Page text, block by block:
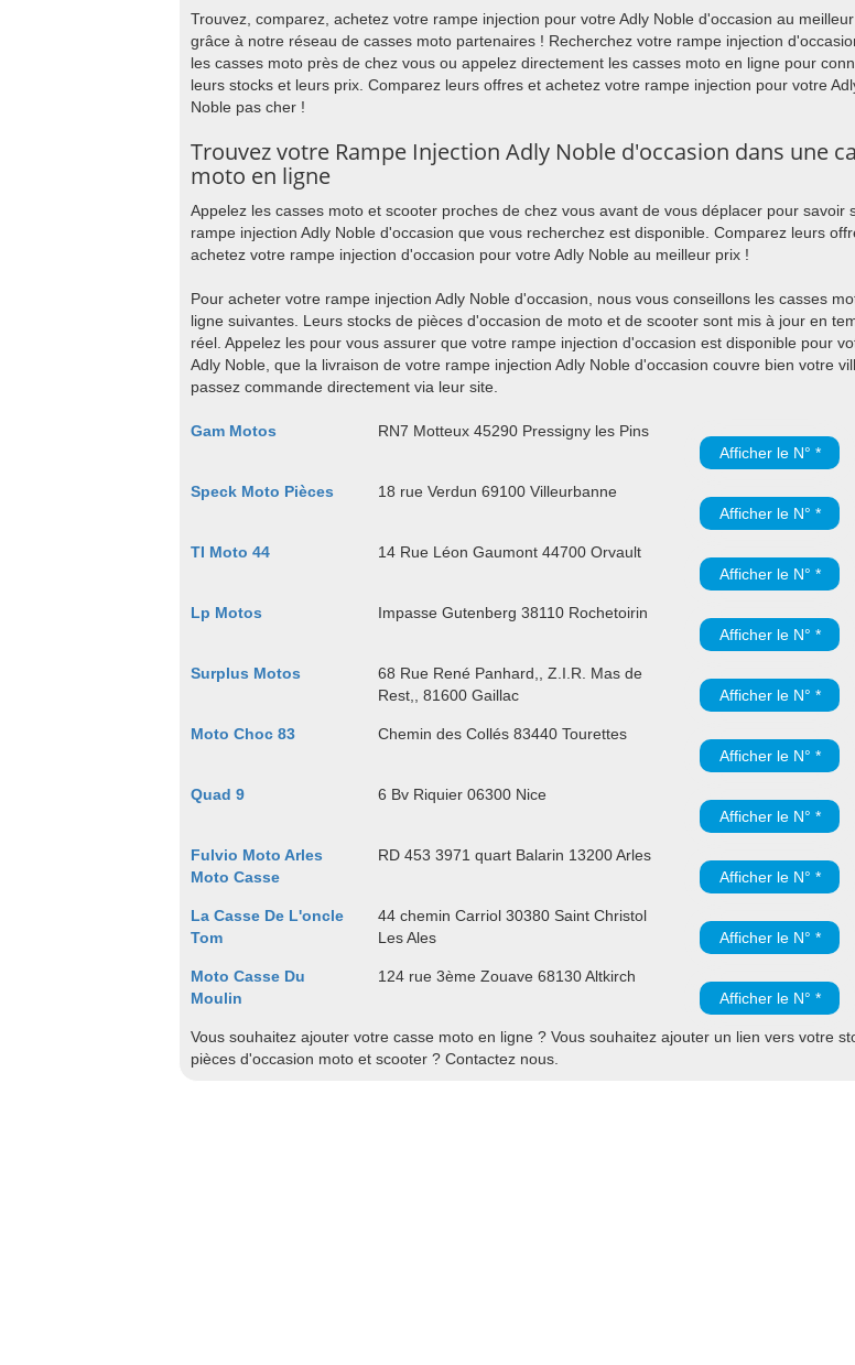
Trouvez, comparez, achetez votre rampe injection pour votre Adly Noble d'occasion au
grâce à notre réseau de casses moto partenaires ! Recherchez votre rampe injection
les casses moto près de chez vous ou appelez directement les casses moto en ligne pour
leurs stocks et leurs prix. Comparez leurs offres et achetez votre rampe injection pour votre
Noble pas cher !
Trouvez votre Rampe Injection Adly Noble d'occasion dans une
moto en ligne
Appelez les casses moto et scooter proches de chez vous avant de vous déplacer pour savoir
rampe injection Adly Noble d'occasion que vous recherchez est disponible. Comparez leurs
achetez votre rampe injection d'occasion pour votre Adly Noble au meilleur prix !
Pour acheter votre rampe injection Adly Noble d'occasion, nous vous conseillons les casses
ligne suivantes. Leurs stocks de pièces d'occasion de moto et de scooter sont mis à jour en
réel. Appelez les pour vous assurer que votre rampe injection d'occasion est disponible pour
Adly Noble, que la livraison de votre rampe injection Adly Noble d'occasion couvre bien votre
passez commande directement via leur site.
Gam Motos
RN7 Motteux 45290 Pressigny les Pins
Afficher le N° *
Speck Moto Pièces
18 rue Verdun 69100 Villeurbanne
Afficher le N° *
TI Moto 44
14 Rue Léon Gaumont 44700 Orvault
Afficher le N° *
Lp Motos
Impasse Gutenberg 38110 Rochetoirin
Afficher le N° *
Surplus Motos
68 Rue René Panhard,, Z.I.R. Mas de
Rest,, 81600 Gaillac
Afficher le N° *
Moto Choc 83
Chemin des Collés 83440 Tourettes
Afficher le N° *
Quad 9
6 Bv Riquier 06300 Nice
Afficher le N° *
Fulvio Moto Arles
Moto Casse
RD 453 3971 quart Balarin 13200 Arles
Afficher le N° *
La Casse De L'oncle
Tom
44 chemin Carriol 30380 Saint Christol
Les Ales
Afficher le N° *
Moto Casse Du
Moulin
124 rue 3ème Zouave 68130 Altkirch
Afficher le N° *
Vous souhaitez ajouter votre casse moto en ligne ? Vous souhaitez ajouter un lien vers votre
pièces d'occasion moto et scooter ? Contactez nous.